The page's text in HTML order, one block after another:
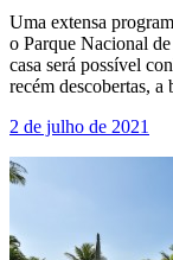
Uma extensa
o Parque Nacional
casa será possível
recém descobertas,
2 de julho de 2021